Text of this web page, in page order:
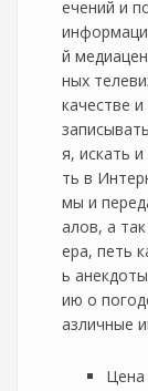
ечений и
й
ных
качестве
я, искать
ть в
мы и
алов, а
ера, петь
ь
ию о
азличные
Цена